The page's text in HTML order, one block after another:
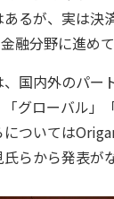
るが、実は決
融分野に進め
国内外のパー
グローバル」
ついては
らから発表が